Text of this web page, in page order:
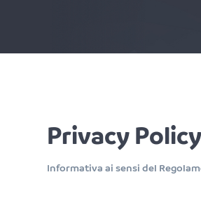
Privacy
Informativa ai sensi del